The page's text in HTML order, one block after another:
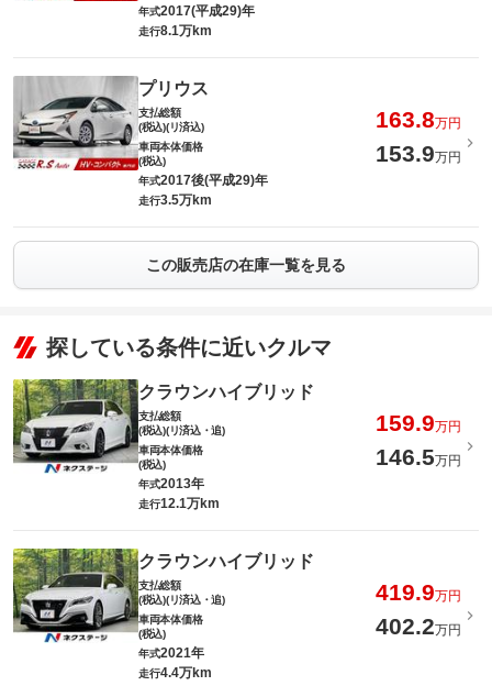
年式2017(平成29)年
走行8.1万km
プリウス
支払総額
(税込)(リ済込)
163.8万円
車両本体価格
(税込)
153.9万円
年式2017後(平成29)年
走行3.5万km
この販売店の在庫一覧を見る
探している条件に近いクルマ
クラウンハイブリッド
支払総額
(税込)(リ済込・追)
159.9万円
車両本体価格
(税込)
146.5万円
年式2013年
走行12.1万km
クラウンハイブリッド
支払総額
(税込)(リ済込・追)
419.9万円
車両本体価格
(税込)
402.2万円
年式2021年
走行4.4万km